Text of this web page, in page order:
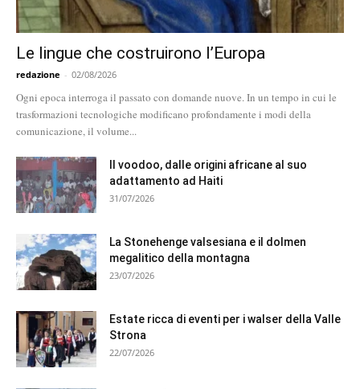
Le lingue che costruirono l’Europa
redazione - 02/08/2026
Ogni epoca interroga il passato con domande nuove. In un tempo in cui le
trasformazioni tecnologiche modificano profondamente i modi della
comunicazione, il volume...
Il voodoo, dalle origini africane al suo
adattamento ad Haiti
31/07/2026
La Stonehenge valsesiana e il dolmen
megalitico della montagna
23/07/2026
Estate ricca di eventi per i walser della Valle
Strona
22/07/2026